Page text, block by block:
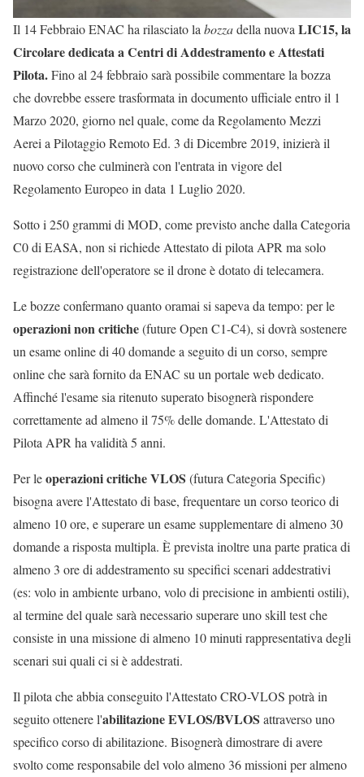
Il 14 Febbraio ENAC ha rilasciato la bozzadella nuova LIC15, la
Circolare dedicata a Centri di Addestramento e Attestati
Pilota.Fino al 24 febbraio sarà possibile commentare la bozza
che dovrebbe essere trasformata in documento ufficiale entro il 1
Marzo 2020, giorno nel quale, come da Regolamento Mezzi
Aerei a Pilotaggio Remoto Ed. 3 di Dicembre 2019, inizierà il
nuovo corso che culminerà con l'entrata in vigore del
Regolamento Europeo in data 1 Luglio 2020.
Sotto i 250 grammi di MOD, come previsto anche dalla Categoria
C0 di EASA, non si richiede Attestato di pilota APR ma solo
registrazione dell'operatore se il drone è dotato di telecamera.
Le bozze confermano quanto oramai si sapeva da tempo: per le
operazioni non critiche(future Open C1-C4), si dovrà sostenere
un esame online di 40 domande a seguito di un corso, sempre
online che sarà fornito da ENAC su un portale web dedicato.
Affinché l'esame sia ritenuto superato bisognerà rispondere
correttamente ad almeno il 75% delle domande. L'Attestato di
Pilota APR ha validità 5 anni.
Per leoperazioni critiche VLOS (futura Categoria Specific)
bisogna avere l'Attestato di base, frequentare un corso teorico di
almeno 10 ore, e superare un esame supplementare di almeno 30
domande a risposta multipla. È prevista inoltre una parte pratica di
almeno 3 ore di addestramento su specifici scenari addestrativi
(es: volo in ambiente urbano, volo di precisione in ambienti ostili),
al termine del quale sarà necessario superare uno skill test che
consiste in una missione di almeno 10 minuti rappresentativa degli
scenari sui quali ci si è addestrati.
Il pilota che abbia conseguito l'Attestato CRO-VLOS potrà in
seguito ottenere l'abilitazione EVLOS/BVLOS attraverso uno
specifico corso di abilitazione. Bisognerà dimostrare di avere
svolto come responsabile del volo almeno 36 missioni per almeno